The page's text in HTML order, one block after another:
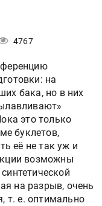
4767
на
бака, но в них
это только
буклетов,
её не так уж и
возможны
на разрыв, очень
т. е. оптимально